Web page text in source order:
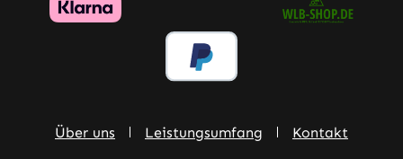
Über uns Leistungsumfang Kontakt